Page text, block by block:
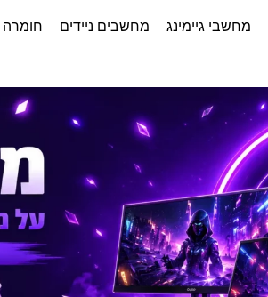
מחשבי גיימינג מחשבים ניידים חומרה